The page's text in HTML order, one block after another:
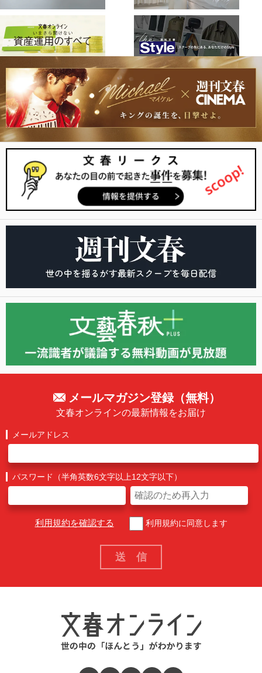
メールマガジン登録（無料）
文春オンラインの最新情報をお届け
メールアドレス
パスワード（半角英数6文字以上12文字以下）
利用規約を確認する 利用規約に同意します